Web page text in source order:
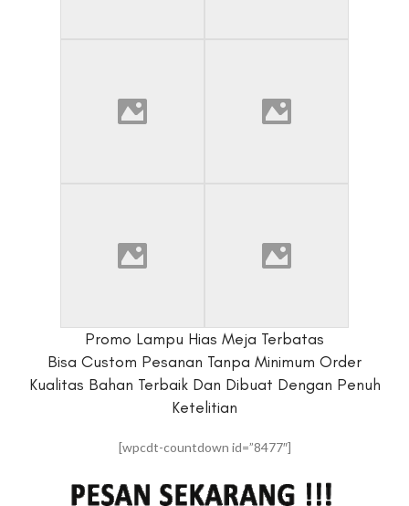
Promo Lampu Hias Meja Terbatas
Bisa Custom Pesanan Tanpa Minimum Order
Kualitas Bahan Terbaik Dan Dibuat Dengan Penuh
Ketelitian
[wpcdt-countdown id=”8477″]